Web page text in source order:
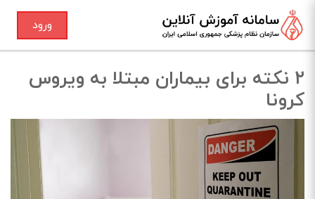
ورود
۲ نکته برای بیماران مبتلا به ویروس
کرونا